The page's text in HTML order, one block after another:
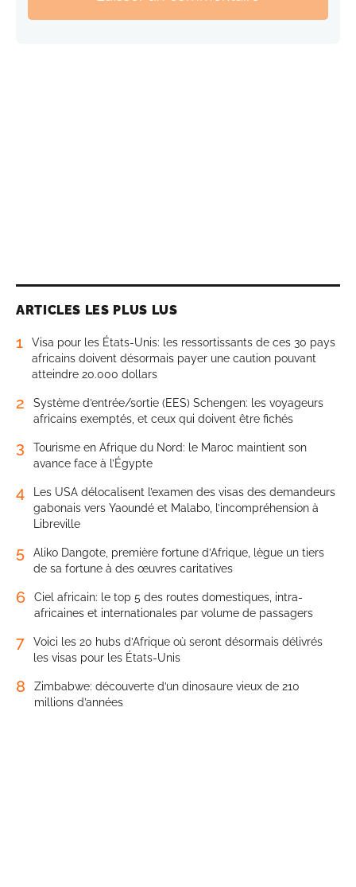
ARTICLES LES PLUS LUS
1
Visa pour les États-Unis: les ressortissants de ces 30 pays
africains doivent désormais payer une caution pouvant
atteindre 20.000 dollars
2
Système d’entrée/sortie (EES) Schengen: les voyageurs
africains exemptés, et ceux qui doivent être fichés
3
Tourisme en Afrique du Nord: le Maroc maintient son
avance face à l’Égypte
4
Les USA délocalisent l’examen des visas des demandeurs
gabonais vers Yaoundé et Malabo, l’incompréhension à
Libreville
5
Aliko Dangote, première fortune d’Afrique, lègue un tiers
de sa fortune à des œuvres caritatives
6
Ciel africain: le top 5 des routes domestiques, intra-
africaines et internationales par volume de passagers
7
Voici les 20 hubs d’Afrique où seront désormais délivrés
les visas pour les États-Unis
8
Zimbabwe: découverte d’un dinosaure vieux de 210
millions d’années